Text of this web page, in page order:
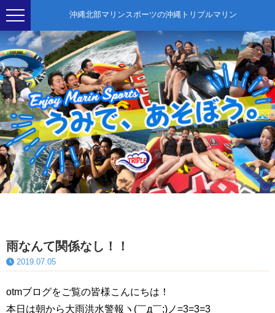
沖縄北部マリンスポーツの沖縄トリプルマリン
雨なんて関係なし！！
2019.07.05
otmブログをご覧の皆様こんにちは！
本日は朝から大雨洪水警報ヽ(￣д￣;)ノ=3=3=3